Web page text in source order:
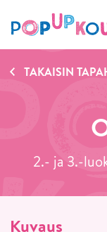
TAKAISIN
2.- ja 3.-
Kuvaus